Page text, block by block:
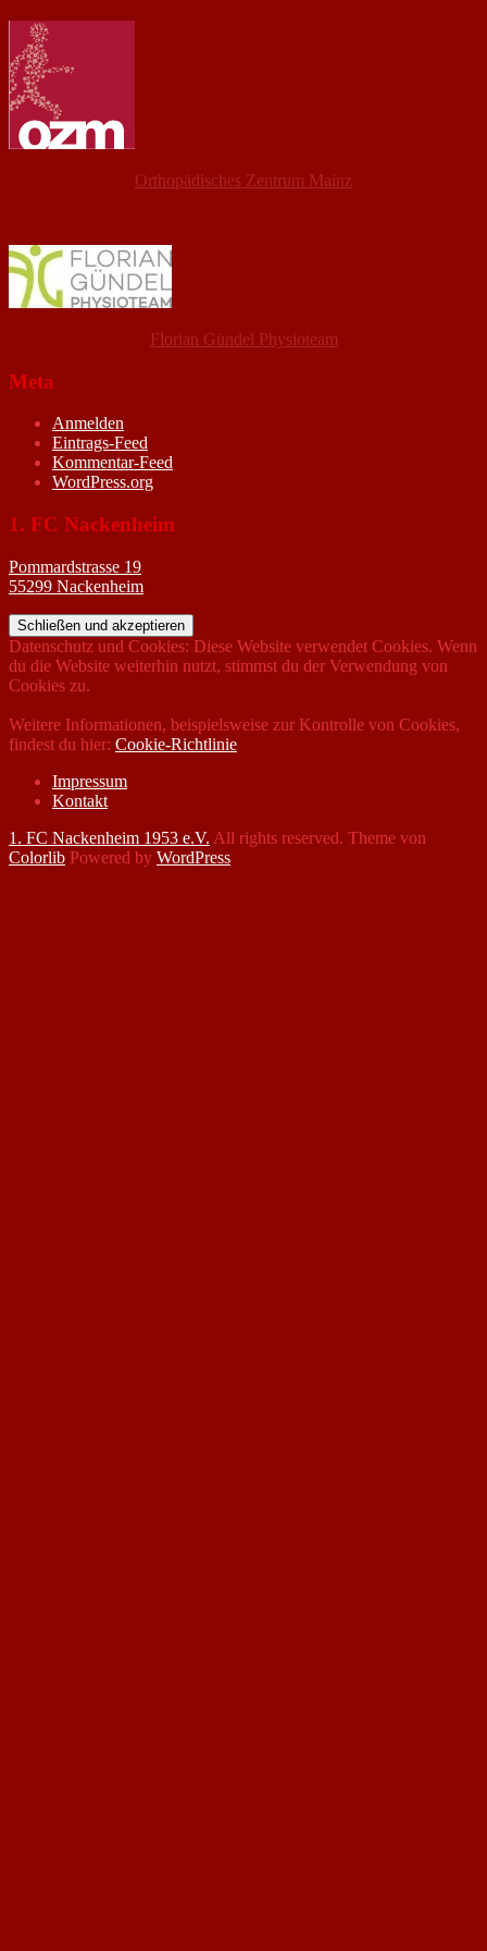
Orthopädisches Zentrum Mainz
Florian Gündel Physioteam
Meta
Anmelden
Eintrags-Feed
Kommentar-Feed
WordPress.org
1. FC Nackenheim
Pommardstrasse 19
55299 Nackenheim
Datenschutz und Cookies: Diese Website verwendet Cookies. Wenn
du die Website weiterhin nutzt, stimmst du der Verwendung von
Cookies zu.
Weitere Informationen, beispielsweise zur Kontrolle von Cookies,
findest du hier: Cookie-Richtlinie
Impressum
Kontakt
1. FC Nackenheim 1953 e.V. All rights reserved. Theme von
Colorlib Powered by WordPress